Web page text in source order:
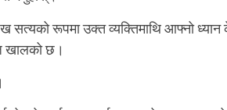
सत्यको रूपमा उक्त व्यक्तिमाथि आफ्नो ध्यान
खालको छ।